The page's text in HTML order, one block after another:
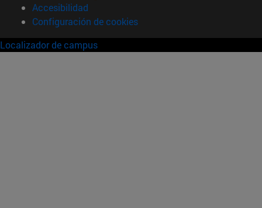
Accesibilidad
Configuración de cookies
Localizador de campus